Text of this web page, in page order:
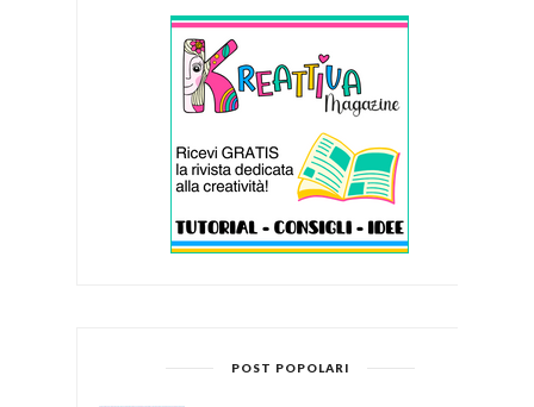
POST POPOLARI